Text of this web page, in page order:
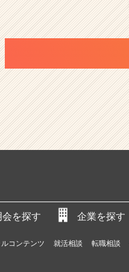
会を探す 企業を探す
コンテンツ 就活相談 転職相談